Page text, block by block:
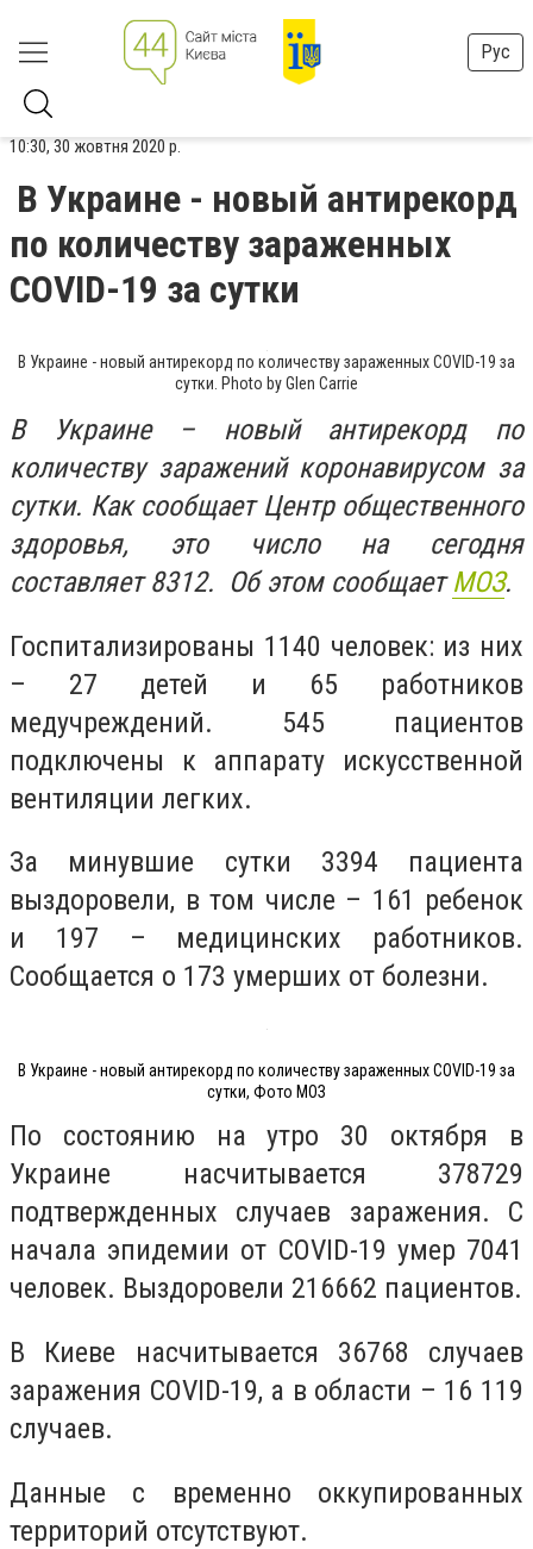
Рус
10:30, 30 жовтня 2020 р.
В Украине - новый антирекорд
по количеству зараженных
COVID-19 за сутки
В Украине - новый антирекорд по количеству зараженных COVID-19 за
сутки. Photo by Glen Carrie
В Украине – новый антирекорд по
количеству заражений коронавирусом за
сутки. Как сообщает Центр общественного
здоровья, это число на сегодня
составляет 8312. Об этом сообщаетМОЗ.
Госпитализированы 1140 человек: из них
– 27 детей и 65 работников
медучреждений. 545 пациентов
подключены к аппарату искусственной
вентиляции легких.
За минувшие сутки 3394 пациента
выздоровели, в том числе – 161 ребенок
и 197 – медицинских работников.
Сообщается о 173 умерших от болезни.
В Украине - новый антирекорд по количеству зараженных COVID-19 за
сутки, Фото МОЗ
По состоянию на утро 30 октября в
Украине насчитывается 378729
подтвержденных случаев заражения. С
начала эпидемии от COVID-19 умер 7041
человек. Выздоровели 216662 пациентов.
В Киеве насчитывается 36768 случаев
заражения COVID-19, а в области – 16 119
случаев.
Данные с временно оккупированных
территорий отсутствуют.